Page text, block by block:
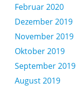
Februar 2020
Dezember 2019
November 2019
Oktober 2019
September 2019
August 2019